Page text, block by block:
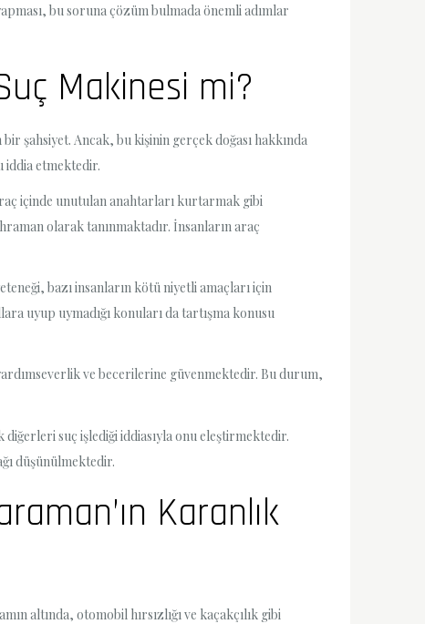
bu soruna çözüm bulmada önemli adımlar
Makinesi mi?
şahsiyet. Ancak, bu kişinin gerçek doğası hakkında
iddia etmektedir.
içinde unutulan anahtarları kurtarmak gibi
olarak tanınmaktadır. İnsanların araç
bazı insanların kötü niyetli amaçları için
uyup uymadığı konuları da tartışma konusu
ve becerilerine güvenmektedir. Bu durum,
suç işlediği iddiasıyla onu eleştirmektedir.
düşünülmektedir.
Karanlık
altında, otomobil hırsızlığı ve kaçakçılık gibi